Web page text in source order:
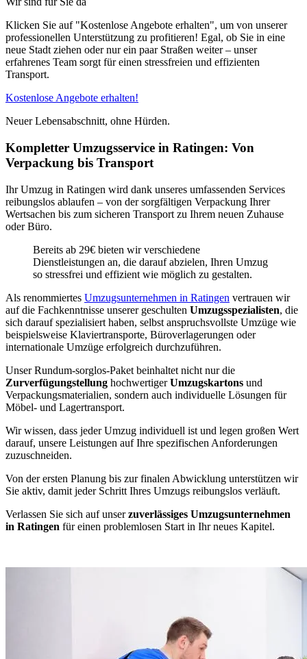
Klicken Sie auf "Kostenlose Angebote erhalten", um von unserer
professionellen Unterstützung zu profitieren! Egal, ob Sie in eine
neue Stadt ziehen oder nur ein paar Straßen weiter – unser
erfahrenes Team sorgt für einen stressfreien und effizienten
Transport.
Kostenlose Angebote erhalten!
Neuer Lebensabschnitt, ohne Hürden.
Kompletter Umzugsservice in Ratingen: Von
Verpackung bis Transport
Ihr Umzug in Ratingen wird dank unseres umfassenden Services
reibungslos ablaufen – von der sorgfältigen Verpackung Ihrer
Wertsachen bis zum sicheren Transport zu Ihrem neuen Zuhause
oder Büro.
Bereits ab 29€ bieten wir verschiedene
Dienstleistungen an, die darauf abzielen, Ihren Umzug
so stressfrei und effizient wie möglich zu gestalten.
Als renommiertes Umzugsunternehmen in Ratingen vertrauen wir
auf die Fachkenntnisse unserer geschulten Umzugsspezialisten, die
sich darauf spezialisiert haben, selbst anspruchsvollste Umzüge wie
beispielsweise Klaviertransporte, Büroverlagerungen oder
internationale Umzüge erfolgreich durchzuführen.
Unser Rundum-sorglos-Paket beinhaltet nicht nur die
Zurverfügungstellung hochwertigerUmzugskartons und
Verpackungsmaterialien, sondern auch individuelle Lösungen für
Möbel- und Lagertransport.
Wir wissen, dass jeder Umzug individuell ist und legen großen Wert
darauf, unsere Leistungen auf Ihre spezifischen Anforderungen
zuzuschneiden.
Von der ersten Planung bis zur finalen Abwicklung unterstützen wir
Sie aktiv, damit jeder Schritt Ihres Umzugs reibungslos verläuft.
Verlassen Sie sich auf unserzuverlässiges Umzugsunternehmen
in Ratingen für einen problemlosen Start in Ihr neues Kapitel.